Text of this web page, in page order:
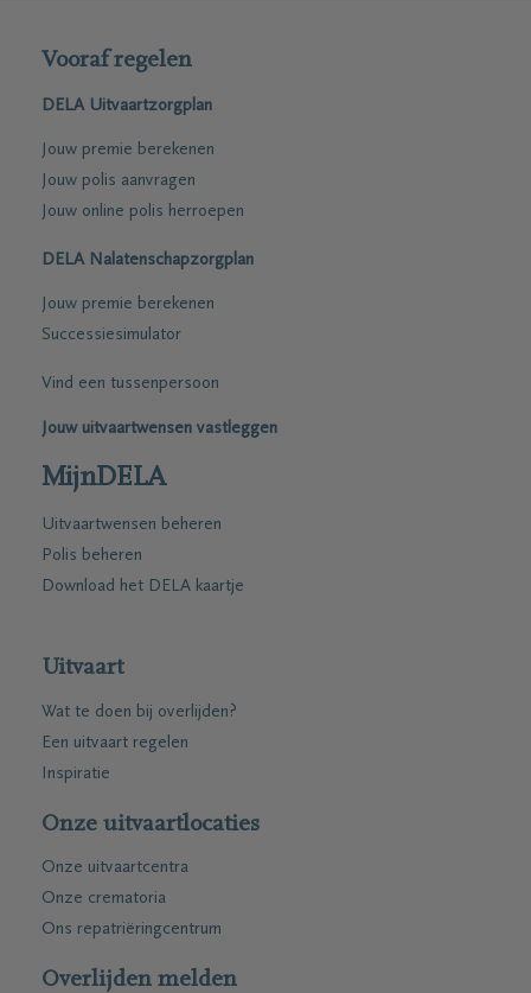
Vooraf regelen
DELA Uitvaartzorgplan
Jouw premie berekenen
Jouw polis aanvragen
Jouw online polis herroepen
DELA Nalatenschapzorgplan
Jouw premie berekenen
Successiesimulator
Vind een tussenpersoon
Jouw uitvaartwensen vastleggen
MijnDELA
Uitvaartwensen beheren
Polis beheren
Download het DELA kaartje
Uitvaart
Wat te doen bij overlijden?
Een uitvaart regelen
Inspiratie
Onze uitvaartlocaties
Onze uitvaartcentra
Onze crematoria
Ons repatriëringcentrum
Overlijden melden